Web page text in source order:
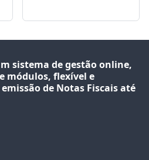
sistema de gestão online,
módulos, flexível e
de Notas Fiscais até